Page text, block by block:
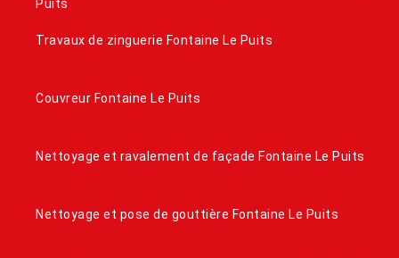
Puits
Travaux de zinguerie Fontaine Le Puits
Couvreur Fontaine Le Puits
Nettoyage et ravalement de façade Fontaine Le Puits
Nettoyage et pose de gouttière Fontaine Le Puits